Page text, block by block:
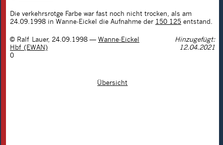
Die verkehrsrotge Farbe war fast noch nicht trocken, als am
24.09.1998 in Wanne-Eickel die Aufnahme der 150 125 entstand.
© Ralf Lauer, 24.09.1998 — Wanne-Eickel
Hbf (EWAN)
Hinzugefügt:
12.04.2021
0
Übersicht